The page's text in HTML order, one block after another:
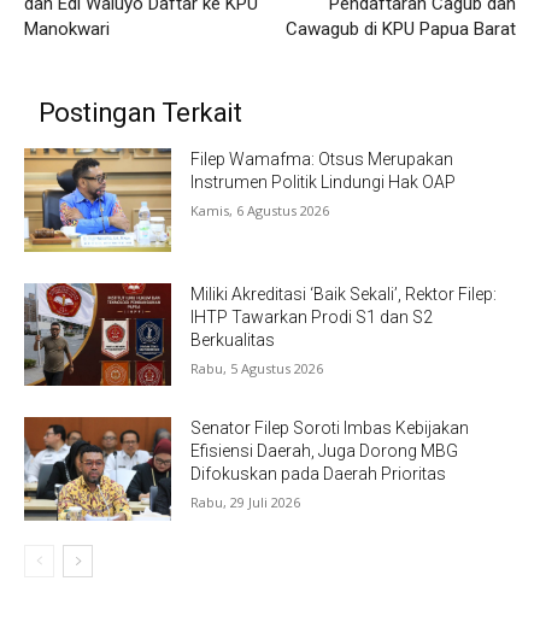
Manokwari
Cawagub di KPU Papua Barat
Postingan Terkait
Filep Wamafma: Otsus Merupakan
Instrumen Politik Lindungi Hak OAP
Kamis, 6 Agustus 2026
Miliki Akreditasi ‘Baik Sekali’, Rektor Filep:
IHTP Tawarkan Prodi S1 dan S2
Berkualitas
Rabu, 5 Agustus 2026
Senator Filep Soroti Imbas Kebijakan
Efisiensi Daerah, Juga Dorong MBG
Difokuskan pada Daerah Prioritas
Rabu, 29 Juli 2026